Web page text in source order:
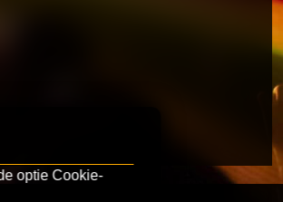
optie Cookie-